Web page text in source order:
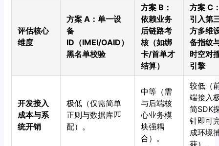
评估核心
维度
方案 A：单一设
备
ID（IMEI/OAID）
黑名单校验
方案 B：
依赖业务
后链路考
核（如绑
卡/首单才
结算）
方案 C
引入第
方多维
备指纹
时空对
引擎
开发接入
成本与系
统开销
极低（仅需简单
正则与数据库匹
配）。
中等（需
与后端核
心业务模
块强耦
合）。
较低（
端接入
简SDK
针即可
成环境
获）。